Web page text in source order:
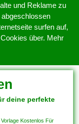
und Reklame zu
surfen auf,
über. Mehr
deine perfekte
Kostenlos Für